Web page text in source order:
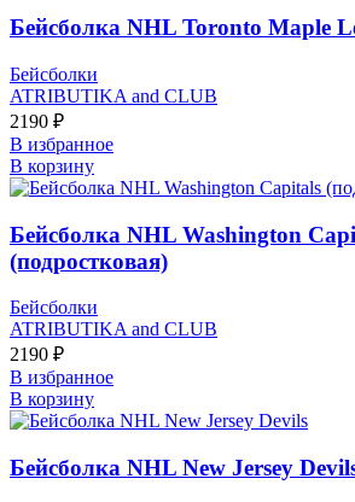
Бейсболка NHL Toronto Maple
Бейсболки
ATRIBUTIKA and CLUB
2190 ₽
В избранное
В корзину
Бейсболка NHL Washington
(подростковая)
Бейсболки
ATRIBUTIKA and CLUB
2190 ₽
В избранное
В корзину
Бейсболка NHL New Jersey